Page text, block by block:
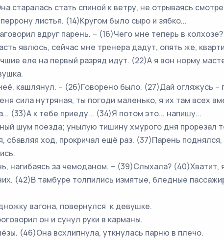
старалась стать спиной к ветру, не отрываясь
листья. (14)Кругом было сыро и зябко...
вдруг парень. – (16)Чего мне теперь в
явлюсь, сейчас мне тренера дадут, опять же,
еле на первый разряд идут. (22)А я вон норму
кашлянул. – (26)Говорено было. (27)Дай огляжусь –
сила нутряная, ты погоди маленько, я их там всех
(33)А к тебе приеду... (34)Я потом это... напишу...
поезда; унылую тишину хмурого дня прорезал
сбавляя ход, прокричал ещё раз. (37)Парень
за чемоданом. – (39)Слыхала? (40)Хватит,
(42)В тамбуре толпились измятые, бледные
вагона, повернулся к девушке.
он и сунул руки в карманы.
(46)Она всхлипнула, уткнулась парню в плечо.